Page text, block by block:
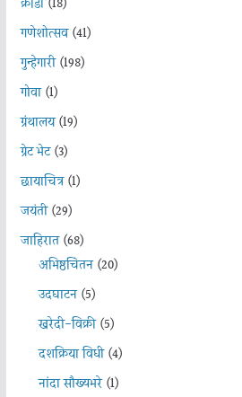
क्रीडा(18)
गणेशोत्सव(41)
गुन्हेगारी(198)
गोवा(1)
ग्रंथालय(19)
ग्रेट भेट(3)
छायाचित्र(1)
जयंती(29)
जाहिरात(68)
अभिष्ठचिंतन(20)
उदघाटन(5)
खरेदी-विक्री(5)
दशक्रिया विधी(4)
नांदा सौख्यभरे(1)